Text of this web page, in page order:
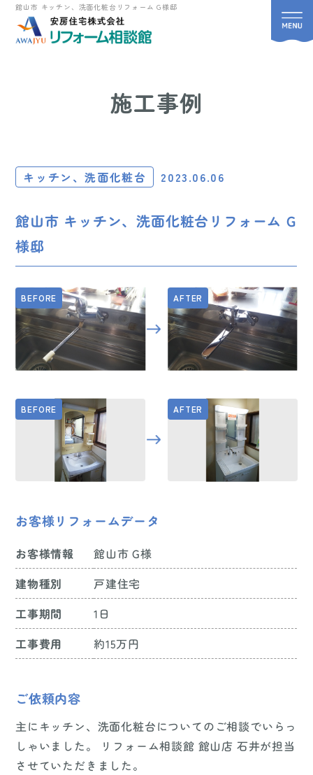
館山市 キッチン、洗面化粧台リフォーム G様邸
施工事例
キッチン、洗面化粧台 2023.06.06
館山市 キッチン、洗面化粧台リフォーム G
様邸
お客様リフォームデータ
お客様情報 館山市 G様
建物種別
戸建住宅
工事期間
1日
工事費用 約15万円
ご依頼内容
主にキッチン、洗面化粧台についてのご相談でいらっ
しゃいました。 リフォーム相談館 館山店 石井が担当
させていただきました。